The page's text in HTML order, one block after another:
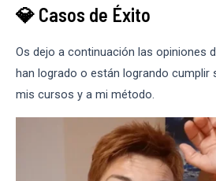
💎 Casos de Éxito
Os dejo a continuación las opiniones
han logrado o están logrando cumplir
mis cursos y a mi método.